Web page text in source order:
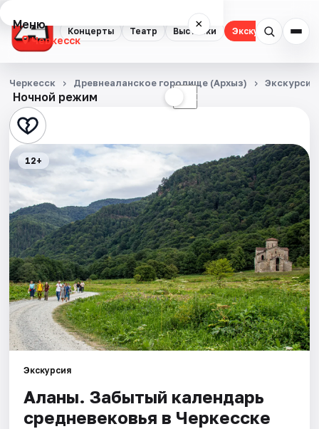
Концерты Театр Выставки Экскурсии
Меню ×
Черкесск
Концерты
Театр
Выставки
Экскурсии
События
Города
Площадки
Артисты
Ночной режим ☾
Черкесск Древнеаланское городище (Архыз) Экскурсии
12+
Экскурсия
Аланы. Забытый календарь
средневековья в Черкесске